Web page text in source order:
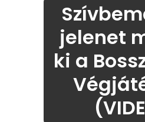
jelenet
ki a